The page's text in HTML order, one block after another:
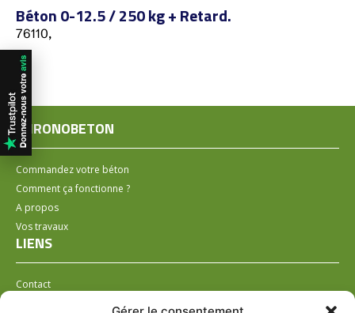
Béton 0-12.5 / 250 kg + Retard.
76110,
CHRONOBETON
Commandez votre béton
Comment ça fonctionne ?
A propos
Vos travaux
LIENS
Contact